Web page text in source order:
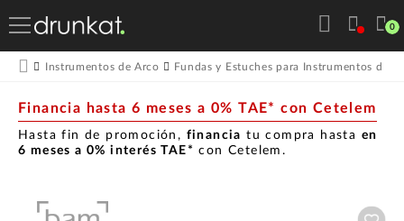
0
Instrumentos de Arco Fundas y Estuches para Instrumentos de
Financia hasta 6 meses a 0% TAE* con Cetelem
Hasta fin de promoción, financia tu compra hasta en
6 meses a 0% interés TAE* con Cetelem.